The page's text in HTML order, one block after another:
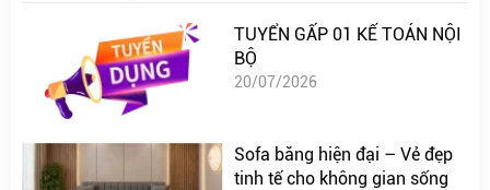
TUYỂN GẤP 01 KẾ TOÁN NỘI
BỘ
20/07/2026
Sofa băng hiện đại – Vẻ đẹp
tinh tế cho không gian sống